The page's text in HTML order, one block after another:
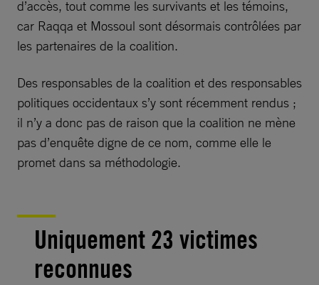
d’accès, tout comme les survivants et les témoins,
car Raqqa et Mossoul sont désormais contrôlées par
les partenaires de la coalition.
Des responsables de la coalition et des responsables
politiques occidentaux s’y sont récemment rendus ;
il n’y a donc pas de raison que la coalition ne mène
pas d’enquête digne de ce nom, comme elle le
promet dans sa méthodologie.
Uniquement 23 victimes
reconnues